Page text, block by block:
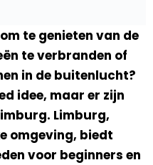
te genieten van de
te verbranden of
in de buitenlucht?
idee, maar er zijn
Limburg,
omgeving, biedt
voor beginners en